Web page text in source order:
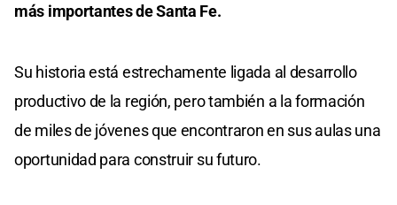
más importantes de Santa Fe.
Su historia está estrechamente ligada al desarrollo
productivo de la región, pero también a la formación
de miles de jóvenes que encontraron en sus aulas una
oportunidad para construir su futuro.